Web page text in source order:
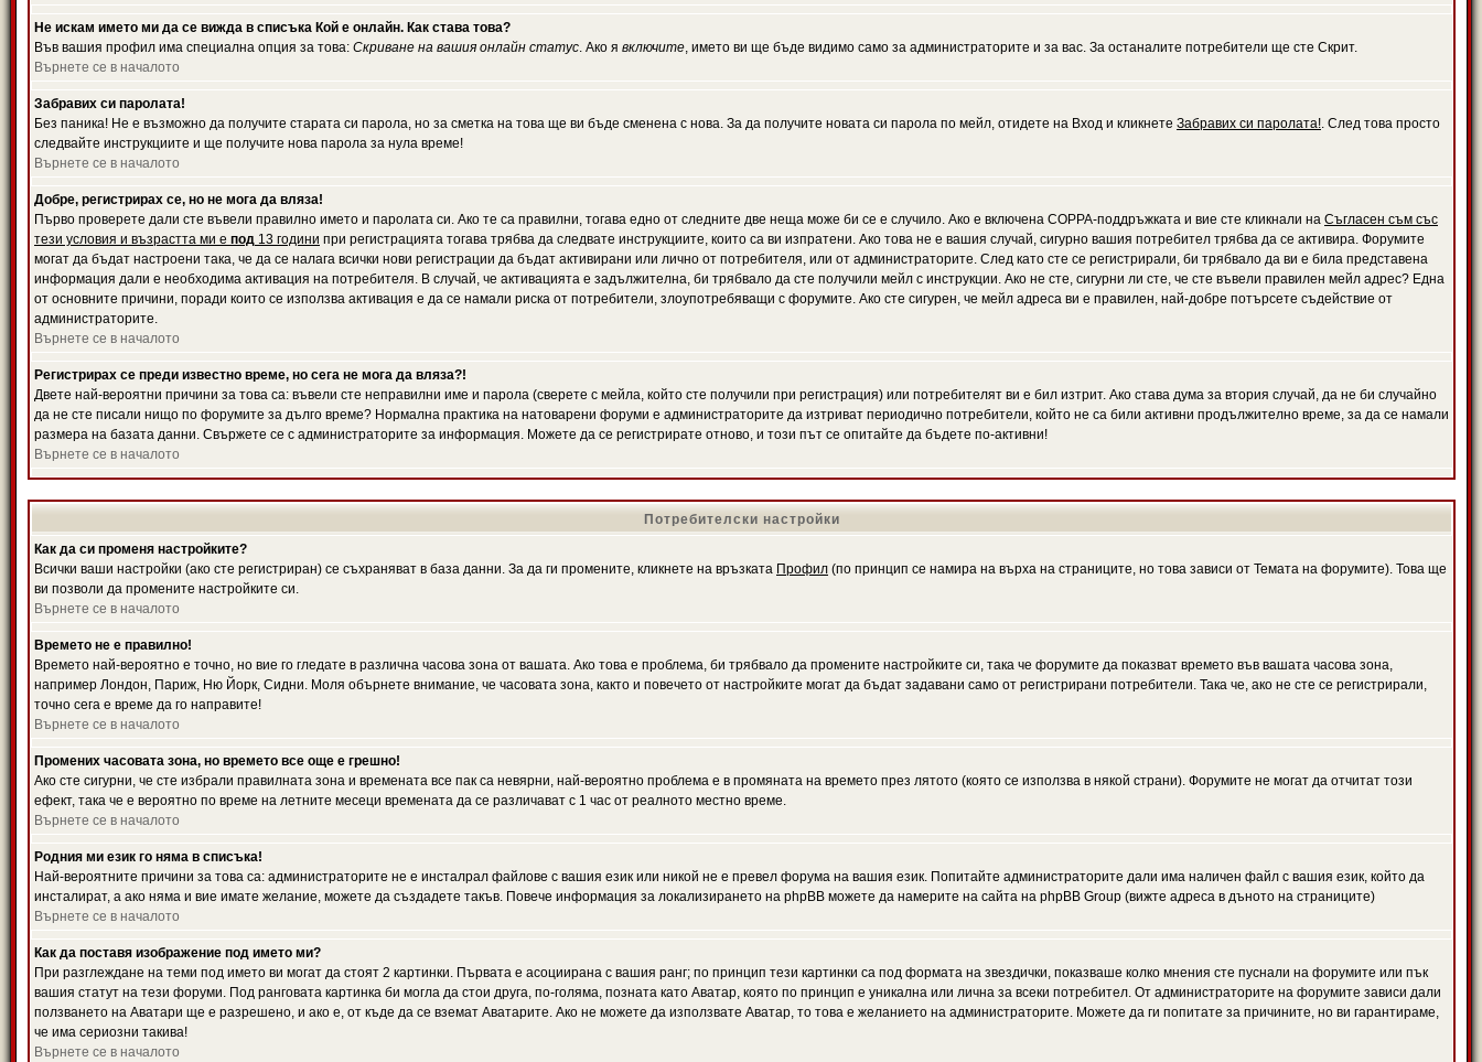
Не искам името ми да се вижда в списъка Кой е онлайн. Как става това?
Във вашия профил има специална опция за това: Скриване на вашия онлайн статус. Ако я включите, името ви ще бъде видимо само за администраторите и за вас. За останалите потребители ще сте Скрит.
Върнете се в началото
Забравих си паролата!
Без паника! Не е възможно да получите старата си парола, но за сметка на това ще ви бъде сменена с нова. За да получите новата си парола по мейл, отидете на Вход и кликнете Забравих си паролата!. След това просто
следвайте инструкциите и ще получите нова парола за нула време!
Върнете се в началото
Добре, регистрирах се, но не мога да вляза!
Първо проверете дали сте въвели правилно името и паролата си. Ако те са правилни, тогава едно от следните две неща може би се е случило. Ако е включена COPPA-поддръжката и вие сте кликнали на Съгласен съм със
тези условия и възрастта ми е под 13 години при регистрацията тогава трябва да следвате инструкциите, които са ви изпратени. Ако това не е вашия случай, сигурно вашия потребител трябва да се активира. Форумите
могат да бъдат настроени така, че да се налага всички нови регистрации да бъдат активирани или лично от потребителя, или от администраторите. След като сте се регистрирали, би трябвало да ви е била представена
информация дали е необходима активация на потребителя. В случай, че активацията е задължителна, би трябвало да сте получили мейл с инструкции. Ако не сте, сигурни ли сте, че сте въвели правилен мейл адрес? Една
от основните причини, поради които се използва активация е да се намали риска от потребители, злоупотребяващи с форумите. Ако сте сигурен, че мейл адреса ви е правилен, най-добре потърсете съдействие от
администраторите.
Върнете се в началото
Регистрирах се преди известно време, но сега не мога да вляза?!
Двете най-вероятни причини за това са: въвели сте неправилни име и парола (сверете с мейла, който сте получили при регистрация) или потребителят ви е бил изтрит. Ако става дума за втория случай, да не би случайно
да не сте писали нищо по форумите за дълго време? Нормална практика на натоварени форуми е администраторите да изтриват периодично потребители, който не са били активни продължително време, за да се намали
размера на базата данни. Свържете се с администраторите за информация. Можете да се регистрирате отново, и този път се опитайте да бъдете по-активни!
Върнете се в началото
Потребителски настройки
Как да си променя настройките?
Всички ваши настройки (ако сте регистриран) се съхраняват в база данни. За да ги промените, кликнете на връзката Профил (по принцип се намира на върха на страниците, но това зависи от Темата на форумите). Това ще
ви позволи да промените настройките си.
Върнете се в началото
Времето не е правилно!
Времето най-вероятно е точно, но вие го гледате в различна часова зона от вашата. Ако това е проблема, би трябвало да промените настройките си, така че форумите да показват времето във вашата часова зона,
например Лондон, Париж, Ню Йорк, Сидни. Моля обърнете внимание, че часовата зона, както и повечето от настройките могат да бъдат задавани само от регистрирани потребители. Така че, ако не сте се регистрирали,
точно сега е време да го направите!
Върнете се в началото
Промених часовата зона, но времето все още е грешно!
Ако сте сигурни, че сте избрали правилната зона и времената все пак са невярни, най-вероятно проблема е в промяната на времето през лятото (която се използва в някой страни). Форумите не могат да отчитат този
ефект, така че е вероятно по време на летните месеци времената да се различават с 1 час от реалното местно време.
Върнете се в началото
Родния ми език го няма в списъка!
Най-вероятните причини за това са: администраторите не е инсталрал файлове с вашия език или никой не е превел форума на вашия език. Попитайте администраторите дали има наличен файл с вашия език, който да
инсталират, а ако няма и вие имате желание, можете да създадете такъв. Повече информация за локализирането на phpBB можете да намерите на сайта на phpBB Group (вижте адреса в дъното на страниците)
Върнете се в началото
Как да поставя изображение под името ми?
При разглеждане на теми под името ви могат да стоят 2 картинки. Първата е асоциирана с вашия ранг; по принцип тези картинки са под формата на звездички, показваше колко мнения сте пуснали на форумите или пък
вашия статут на тези форуми. Под ранговата картинка би могла да стои друга, по-голяма, позната като Аватар, която по принцип е уникална или лична за всеки потребител. От администраторите на форумите зависи дали
ползването на Аватари ще е разрешено, и ако е, от къде да се вземат Аватарите. Ако не можете да използвате Аватар, то това е желанието на администраторите. Можете да ги попитате за причините, но ви гарантираме,
че има сериозни такива!
Върнете се в началото